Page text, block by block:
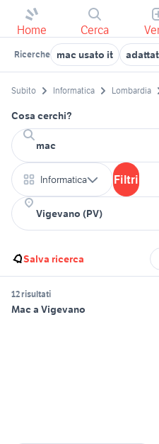
Home Cerca
Ricerche mac usato it
Subito Informatica Lombardia
Cosa cerchi?
Informatica Filtri
Salva ricerca
12 risultati
Mac a Vigevano